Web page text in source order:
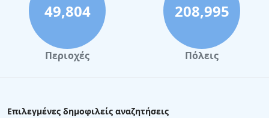
49,804
Περιοχές
208,995
Πόλεις
Επιλεγμένες δημοφιλείς αναζητήσεις